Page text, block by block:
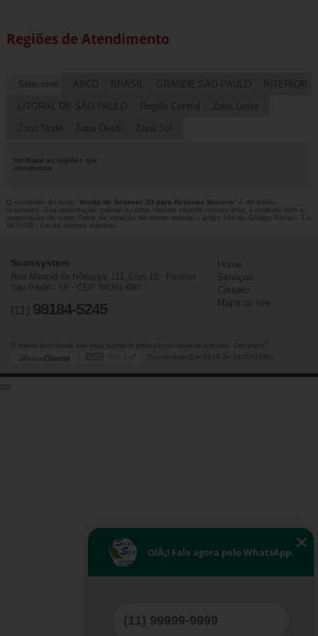
Regiões de Atendimento
Selecione: ABCD BRASIL GRANDE SÃO PAULO INTERIOR
LITORAL DE SÃO PAULO Região Central Zona Leste
Zona Norte Zona Oeste Zona Sul
Verifique as regiões que
atendemos
O conteúdo do texto " Venda de Scanner 3D para Pessoas Socorro " é de direito
reservado. Sua reprodução, parcial ou total, mesmo citando nossos links, é proibida sem a
autorização do autor. Crime de violação de direito autoral – artigo 184 do Código Penal –
Lei
9610/98 - Lei de direitos autorais
Scansystem
Rua Manoel da Nóbrega, 111, Conj 10 - Paraíso
São Paulo - SP - CEP: 04001-080
(11) 98184-5245
Home
Serviços
Contato
Mapa do site
O inteiro teor deste site está sujeito à proteção de direitos autorais. Copyright
Scansystem (Lei 9610 de 19/02/1998)
OlÃ¡! Fale agora pelo WhatsApp.